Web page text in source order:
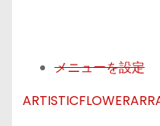
メニューを設定